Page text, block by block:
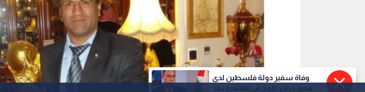
وفاة سفير دولة فلسطين لدى